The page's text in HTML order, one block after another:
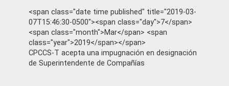
<span class="date time published" title="2019-03-
07T15:46:30-0500"><span class="day">7</span>
<span class="month">Mar</span> <span
class="year">2019</span></span>
CPCCS-T acepta una impugnación en designación
de Superintendente de Compañías